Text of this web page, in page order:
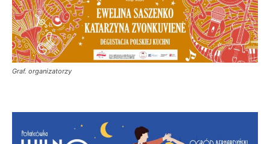
Graf. organizatorzy